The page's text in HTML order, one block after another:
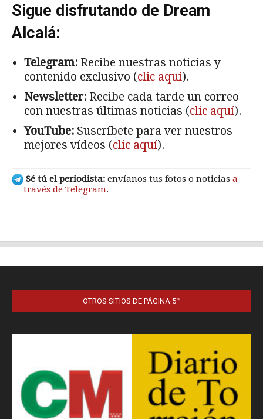
OTROS SITIOS DE PÁGINA 5™